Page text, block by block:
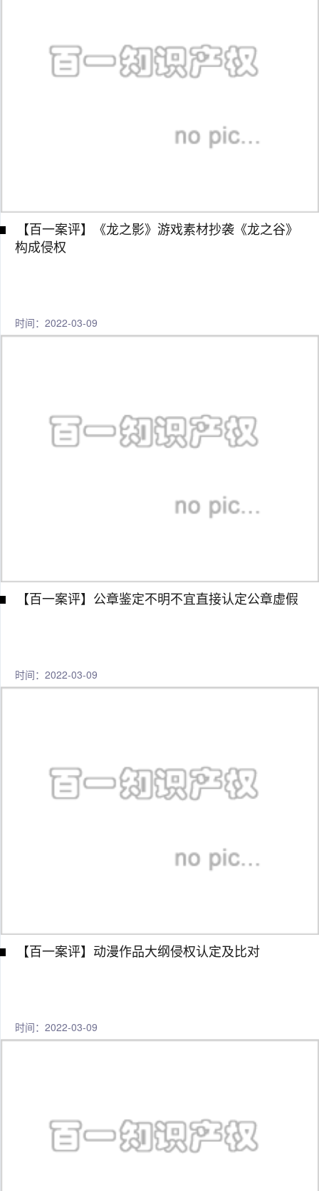
【百一案评】《龙之影》游戏素材抄袭《龙之谷》
构成侵权
时间：2022-03-09
【百一案评】公章鉴定不明不宜直接认定公章虚假
时间：2022-03-09
【百一案评】动漫作品大纲侵权认定及比对
时间：2022-03-09